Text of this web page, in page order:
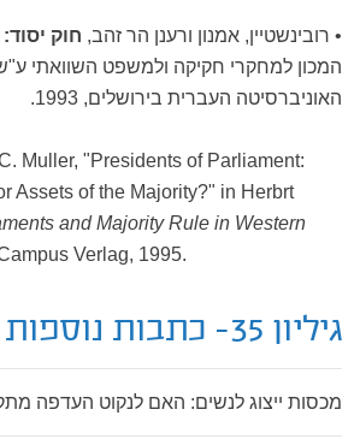
• רובינשטיין, אמנון ורענן הר זהב, חוק
המכון למחקרי חקיקה ולמשפט השוואתי
האוניברסיטה העברית בירושלים, 1993.
Muller, "Presidents of Parliament:
Assets of the Majority?" in Herbrt
and Majority Rule in Western
Verlag, 1995.
גיליון 35- כתבות נוספות
מכסות ייצוג לנשים: האם לנקוט העדפה